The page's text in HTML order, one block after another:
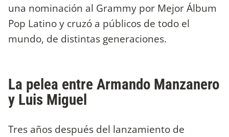
una nominación al Grammy por Mejor Álbum
Pop Latino y cruzó a públicos de todo el
mundo, de distintas generaciones.
La pelea entre Armando Manzanero
y Luis Miguel
Tres años después del lanzamiento de